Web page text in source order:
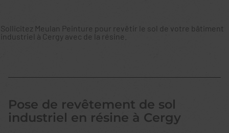
Sollicitez Meulan Peinture pour revêtir le sol de votre bâtiment
industriel à Cergy avec de la résine.
Pose de revêtement de sol
industriel en résine à Cergy